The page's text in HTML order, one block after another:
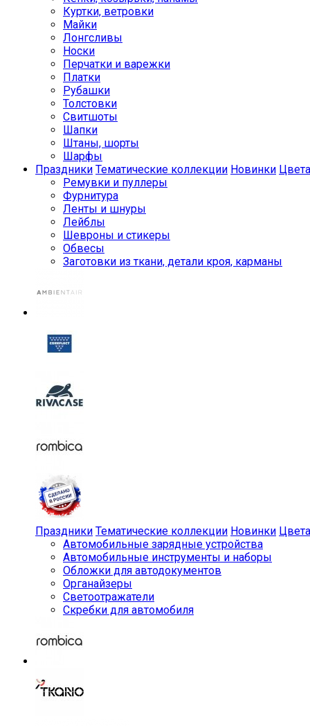
Куртки, ветровки
Майки
Лонгсливы
Носки
Перчатки и варежки
Платки
Рубашки
Толстовки
Свитшоты
Шапки
Штаны, шорты
Шарфы
Праздники Тематические коллекции Новинки Цвета
Ремувки и пуллеры
Фурнитура
Ленты и шнуры
Лейблы
Шевроны и стикеры
Обвесы
Заготовки из ткани, детали кроя, карманы
Праздники Тематические коллекции Новинки Цвета
Автомобильные зарядные устройства
Автомобильные инструменты и наборы
Обложки для автодокументов
Органайзеры
Светоотражатели
Скребки для автомобиля